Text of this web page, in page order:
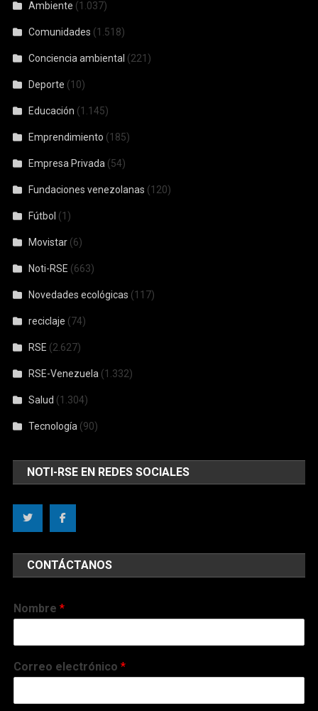
Ambiente (1.037)
Comunidades (1.518)
Conciencia ambiental (221)
Deporte (10)
Educación (1.145)
Emprendimiento (185)
Empresa Privada (54)
Fundaciones venezolanas (120)
Fútbol (1)
Movistar (6)
Noti-RSE (663)
Novedades ecológicas (117)
reciclaje (74)
RSE (2.627)
RSE-Venezuela (1.332)
Salud (1.304)
Tecnología (90)
NOTI-RSE EN REDES SOCIALES
CONTÁCTANOS
Nombre*
Correo electrónico*